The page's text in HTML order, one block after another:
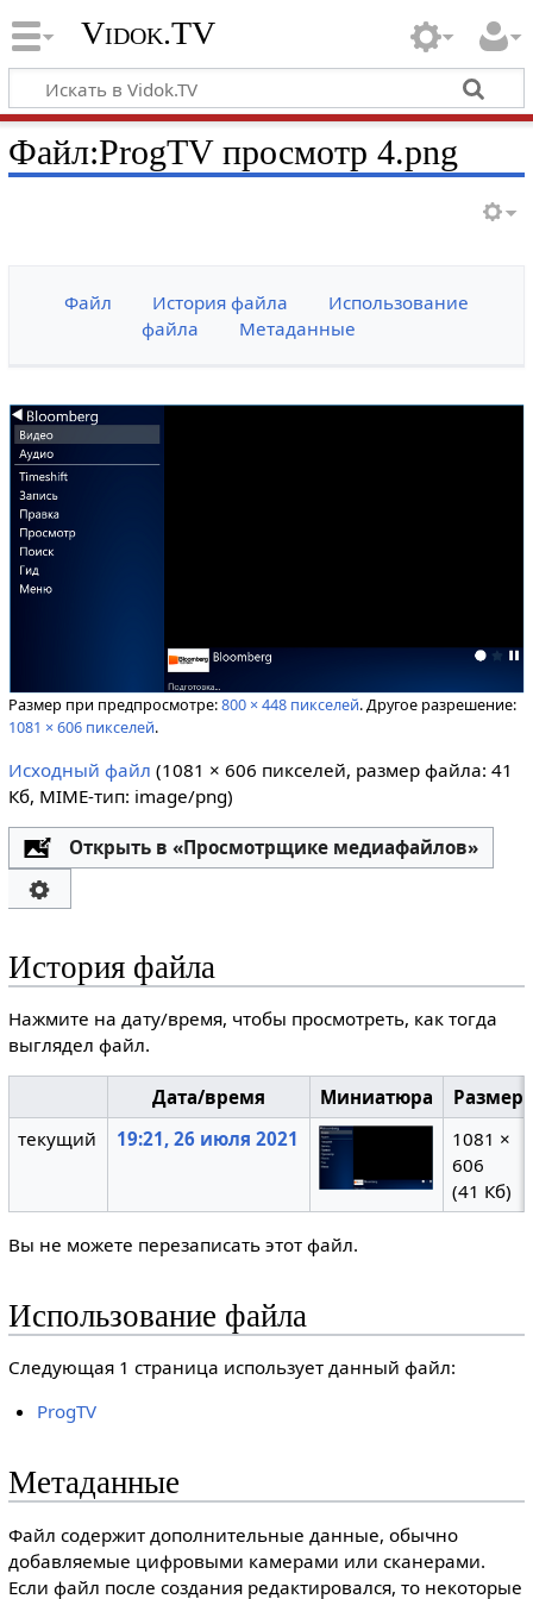
Vidok.TV
Файл:ProgTV просмотр 4.png
Файл История файла
Использование
файла
Метаданные
Размер при предпросмотре:800 × 448 пикселей.Другое разрешение:
1081 × 606 пикселей.
Исходный файл (1081 × 606 пикселей, размер файла: 41
Кб, MIME-тип: image/png)
Открыть в «Просмотрщике медиафайлов»
История файла
Нажмите на дату/время, чтобы просмотреть, как тогда
выглядел файл.
Дата/время Миниатюра
текущий
19:21, 26 июля 2021
1081 ×
606
(41 Кб)
Вы не можете перезаписать этот файл.
Использование файла
Следующая 1 страница использует данный файл:
ProgTV
Метаданные
Файл содержит дополнительные данные, обычно
добавляемые цифровыми камерами или сканерами.
Если файл после создания редактировался, то некоторые